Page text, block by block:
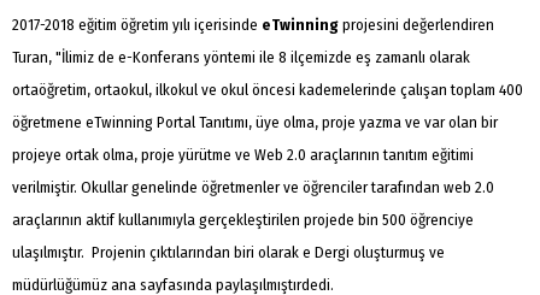
2017-2018 eğitim öğretim yılı içerisinde eTwinning projesini değerlendiren
Turan, "İlimiz de e-Konferans yöntemi ile 8 ilçemizde eş zamanlı olarak
ortaöğretim, ortaokul, ilkokul ve okul öncesi kademelerinde çalışan toplam 400
öğretmene eTwinning Portal Tanıtımı, üye olma, proje yazma ve var olan bir
projeye ortak olma, proje yürütme ve Web 2.0 araçlarının tanıtım eğitimi
verilmiştir. Okullar genelinde öğretmenler ve öğrenciler tarafından web 2.0
araçlarının aktif kullanımıyla gerçekleştirilen projede bin 500 öğrenciye
ulaşılmıştır. Projenin çıktılarından biri olarak e Dergi oluşturmuş ve
müdürlüğümüz ana sayfasında paylaşılmıştırdedi.